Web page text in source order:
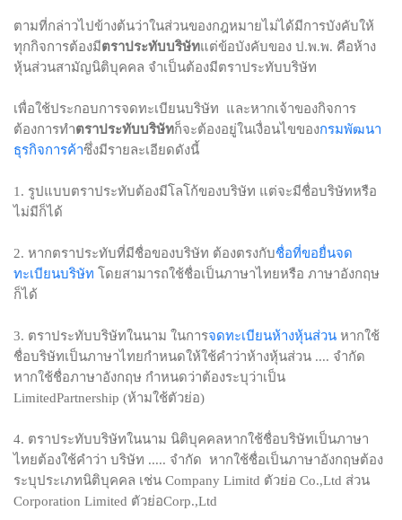
ตามที่กล่าวไปข้างต้นว่าในส่วนของกฎหมายไม่ได้มีการบังคับให้
ทุกกิจการต้องมีตราประทับบริษัทแต่ข้อบังคับของ ป.พ.พ. คือห้าง
หุ้นส่วนสามัญนิติบุคคล จำเป็นต้องมีตราประทับบริษัท
เพื่อใช้ประกอบการจดทะเบียนบริษัท และหากเจ้าของกิจการ
ต้องการทำตราประทับบริษัทก็จะต้องอยู่ในเงื่อนไขของกรมพัฒนา
ธุรกิจการค้าซึ่งมีรายละเอียดดังนี้
1. รูปแบบตราประทับต้องมีโลโก้ของบริษัท แต่จะมีชื่อบริษัทหรือ
ไม่มีก็ได้
2. หากตราประทับที่มีชื่อของบริษัท ต้องตรงกับชื่อที่ขอยื่นจด
ทะเบียนบริษัท โดยสามารถใช้ชื่อเป็นภาษาไทยหรือ ภาษาอังกฤษ
ก็ได้
3. ตราประทับบริษัทในนาม ในการจดทะเบียนห้างหุ้นส่วน หากใช้
ชื่อบริษัทเป็นภาษาไทยกำหนดให้ใช้คำว่าห้างหุ้นส่วน .... จำกัด
หากใช้ชื่อภาษาอังกฤษ กำหนดว่าต้องระบุว่าเป็น
LimitedPartnership (ห้ามใช้ตัวย่อ)
4. ตราประทับบริษัทในนาม นิติบุคคลหากใช้ชื่อบริษัทเป็นภาษา
ไทยต้องใช้คำว่า บริษัท ..... จำกัด หากใช้ชื่อเป็นภาษาอังกฤษต้อง
ระบุประเภทนิติบุคคล เช่น Company Limitd ตัวย่อ Co.,Ltd ส่วน
Corporation Limited ตัวย่อCorp.,Ltd